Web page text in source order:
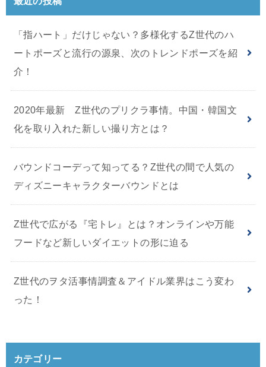
「指ハート」だけじゃない？多様化するZ世代のハ
ートポーズと流行の源泉、次のトレンドポーズを紹
介！
2020年最新 Z世代のプリクラ事情。中国・韓国文
化を取り入れた新しい撮り方とは？
バウンドコーデって知ってる？Z世代の間で人気の
ディズニーキャラクターバウンドとは
Z世代で広がる『宅トレ』とは？オンラインや万能
フードなど新しいダイエットの形に迫る
Z世代のヲタ活事情調査＆アイドル業界はこう変わ
った！
カテゴリー